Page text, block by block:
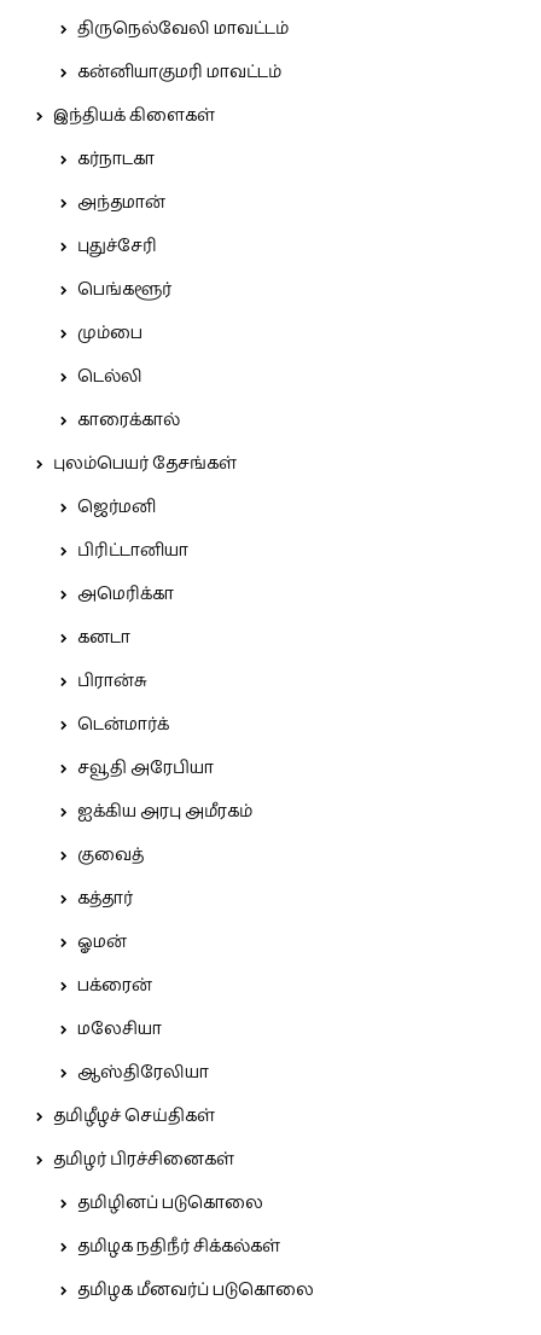
திருநெல்வேலி மாவட்டம்
கன்னியாகுமரி மாவட்டம்
இந்தியக் கிளைகள்
கர்நாடகா
அந்தமான்
புதுச்சேரி
பெங்களூர்
மும்பை
டெல்லி
காரைக்கால்
புலம்பெயர் தேசங்கள்
ஜெர்மனி
பிரிட்டானியா
அமெரிக்கா
கனடா
பிரான்சு
டென்மார்க்
சவூதி அரேபியா
ஐக்கிய அரபு அமீரகம்
குவைத்
கத்தார்
ஓமன்
பக்ரைன்
மலேசியா
ஆஸ்திரேலியா
தமிழீழச் செய்திகள்
தமிழர் பிரச்சினைகள்
தமிழினப் படுகொலை
தமிழக நதிநீர் சிக்கல்கள்
தமிழக மீனவர்ப் படுகொலை